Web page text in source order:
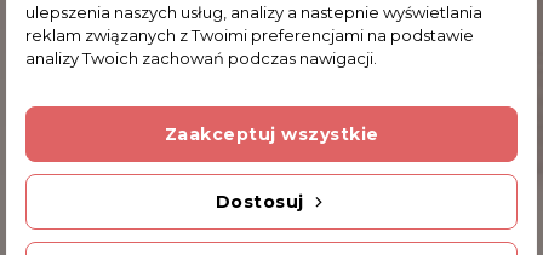
Komentarze (0)
Dodatkowe Informacje
ulepszenia naszych usług, analizy a nastepnie wyświetlania
reklam związanych z Twoimi preferencjami na podstawie
analizy Twoich zachowań podczas nawigacji.
Dostosuj
Zaakceptuj wszystkie